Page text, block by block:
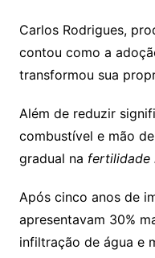
Carlos Rodrigues,
contou como a
transformou sua
Além de reduzir
combustível e mão
gradual na fertilidade
Após cinco anos de
apresentavam 30%
infiltração de água e